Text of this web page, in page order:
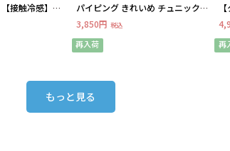
【接触冷感】さ
マンスリーブ
5L MB mint
パイピング きれいめ チュニック
ブラウス LL/3L/4L/5L/6L MB mint
breezeミントブリーズ
3,850円 税込
再入荷 再
もっと見る